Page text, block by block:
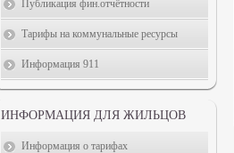
Публикация фин.отчётности
Тарифы на коммунальные ресурсы
Информация 911
ИНФОРМАЦИЯ ДЛЯ ЖИЛЬЦОВ
Информация о тарифах